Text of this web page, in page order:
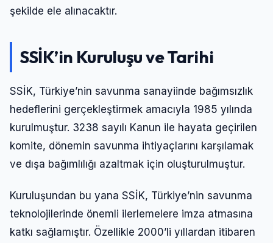
şekilde ele alınacaktır.
SSİK’in Kuruluşu ve Tarihi
SSİK, Türkiye’nin savunma sanayiinde bağımsızlık
hedeflerini gerçekleştirmek amacıyla 1985 yılında
kurulmuştur. 3238 sayılı Kanun ile hayata geçirilen
komite, dönemin savunma ihtiyaçlarını karşılamak
ve dışa bağımlılığı azaltmak için oluşturulmuştur.
Kuruluşundan bu yana SSİK, Türkiye’nin savunma
teknolojilerinde önemli ilerlemelere imza atmasına
katkı sağlamıştır. Özellikle 2000’li yıllardan itibaren
Giriş Yap
Kullanıcı Adı veya E-posta